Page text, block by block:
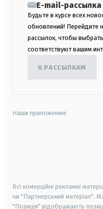
E-mail-рассылка
Будьте в курсе всех
обновлений! Перейдите
рассылок, чтобы
соответствуют вашим
К РАССЫЛКАМ
Наши приложения:
Всі комерційні рекламні
чи "Партнерський матеріал".
"Позиція" відображають